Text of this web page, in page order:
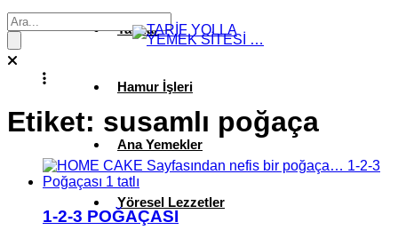
Tatlılar
Hamur İşleri
Ana Yemekler
Yöresel Lezzetler
Etiket: susamlı poğaça
1-2-3 POĞAÇASI